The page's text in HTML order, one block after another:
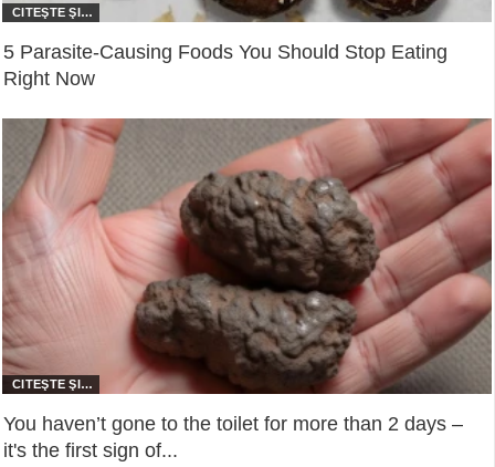
5 Parasite-Causing Foods You Should Stop Eating
Right Now
You haven’t gone to the toilet for more than 2 days –
it's the first sign of...